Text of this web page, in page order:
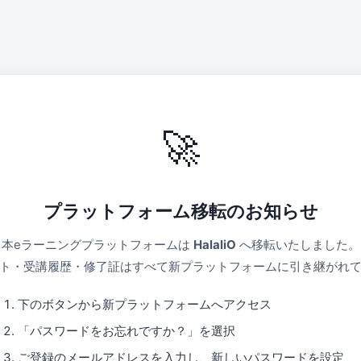
🚀
プラットフォーム移転のお知らせ
本eラーニングプラットフォームは HalaliO へ移転いたしました。
・受講履歴・修了証はすべて新プラットフォームに引き継がれて
下のボタンから新プラットフォームへアクセス
「パスワードをお忘れですか？」を選択
ご登録のメールアドレスを入力し、新しいパスワードを設定